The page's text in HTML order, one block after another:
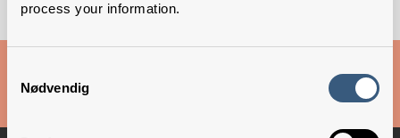
process your information.
Nødvendig